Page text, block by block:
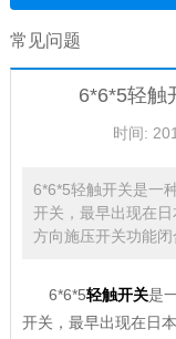
常见问题
6*6*5轻触
时间:
6*6*5轻触开关是一
开关，最早出现在
方向施压开关功能
6*6*5轻触开关是
开关，最早出现在日